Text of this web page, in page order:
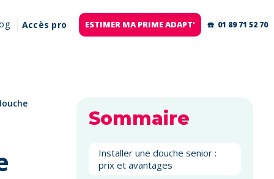
Accès pro ESTIMER MA PRIME ADAPT' ☎️ 01 89 71 52 70
Sommaire
‍Installer une douche senior :
prix et avantages